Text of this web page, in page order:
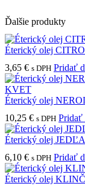
Ďalšie produkty
Éterický olej
3,65 € s DPH Pridať
Éterický olej
10,25 € s DPH Pridať
Éterický olej JEDĽA
6,10 € s DPH Pridať
Éterický olej